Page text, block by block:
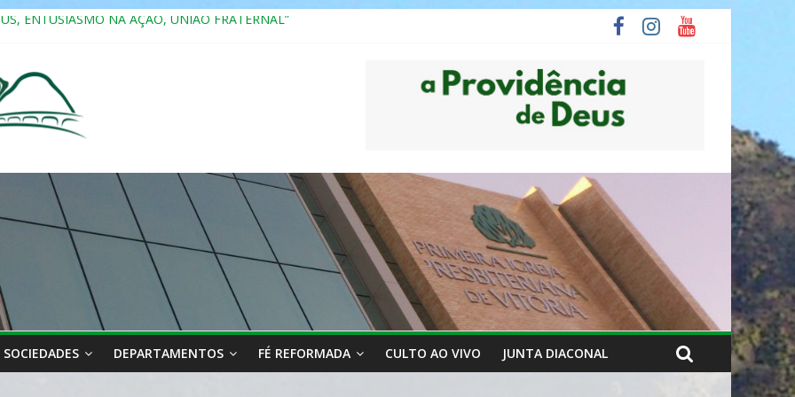
ENTUSIASMO NA AÇÃO, UNIÃO FRATERNAL”
Ensino e Relacionamento com Pessoas Atípicas
SOCIEDADES DEPARTAMENTOS FÉ REFORMADA CULTO AO VIVO JUNTA DIACONAL